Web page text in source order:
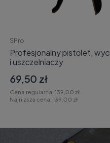
SPro
Profesjonalny pistolet,
i uszczelniaczy
69,50 zł
Cena regularna: 139,00 zł
Najniższa cena: 139,00 zł